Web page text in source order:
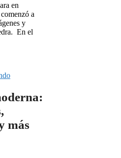
en
a
y
En el
más